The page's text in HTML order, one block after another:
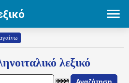
λεξικό